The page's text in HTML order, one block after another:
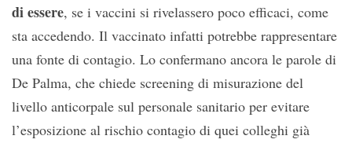
di essere, se i vaccini si rivelassero poco efficaci, come
sta accedendo. Il vaccinato infatti potrebbe rappresentare
una fonte di contagio. Lo confermano ancora le parole di
De Palma, che chiede screening di misurazione del
livello anticorpale sul personale sanitario per evitare
l’esposizione al rischio contagio di quei colleghi già